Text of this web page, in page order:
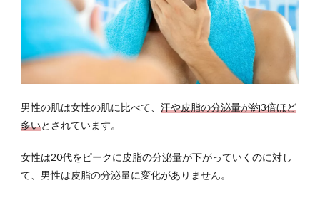
2.2
ポイ
ント
ショ
ポイ
ント
男性の肌は女性の肌に比べて、 汗や皮脂の分泌量が約3倍ほど
多いとされています。
女性は20代をピークに皮脂の分泌量が下がっていくのに対し
て、男性は皮脂の分泌量に変化がありません。